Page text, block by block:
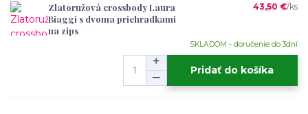
Zlatoružová crossbody Laura
Biaggi s dvoma priehradkami
na zips
43,50 €/ks
SKLADOM - doručenie do 3dní
Pridať do košíka